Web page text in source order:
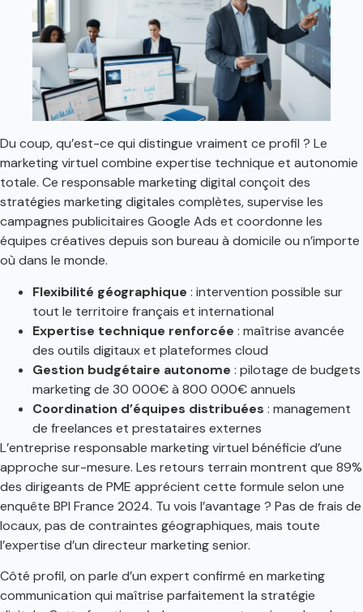
Du coup, qu’est-ce qui distingue vraiment ce profil ? Le
marketing virtuel combine expertise technique et autonomie
totale. Ce responsable marketing digital conçoit des
stratégies marketing digitales complètes, supervise les
campagnes publicitaires Google Ads et coordonne les
équipes créatives depuis son bureau à domicile ou n’importe
où dans le monde.
Flexibilité géographique : intervention possible sur
tout le territoire français et international
Expertise technique renforcée : maîtrise avancée
des outils digitaux et plateformes cloud
Gestion budgétaire autonome : pilotage de budgets
marketing de 30 000€ à 800 000€ annuels
Coordination d’équipes distribuées : management
de freelances et prestataires externes
L’entreprise responsable marketing virtuel bénéficie d’une
approche sur-mesure. Les retours terrain montrent que 89%
des dirigeants de PME apprécient cette formule selon une
enquête BPI France 2024. Tu vois l’avantage ? Pas de frais de
locaux, pas de contraintes géographiques, mais toute
l’expertise d’un directeur marketing senior.
Côté profil, on parle d’un expert confirmé en marketing
communication qui maîtrise parfaitement la stratégie